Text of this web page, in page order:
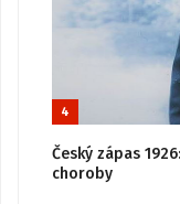
4
Český zápas
choroby